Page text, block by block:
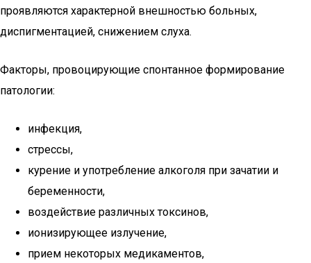
проявляются характерной внешностью больных,
диспигментацией, снижением слуха.
Факторы, провоцирующие спонтанное формирование
патологии:
инфекция,
стрессы,
курение и употребление алкоголя при зачатии и
беременности,
воздействие различных токсинов,
ионизирующее излучение,
прием некоторых медикаментов,